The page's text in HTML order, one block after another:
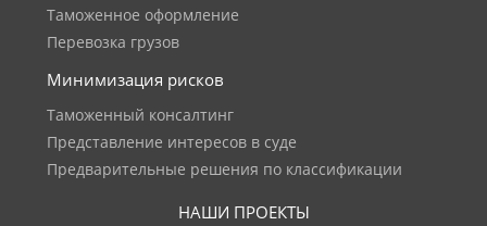
Таможенное оформление
Перевозка грузов
Минимизация рисков
Таможенный консалтинг
Представление интересов в суде
Предварительные решения по классификации
НАШИ ПРОЕКТЫ